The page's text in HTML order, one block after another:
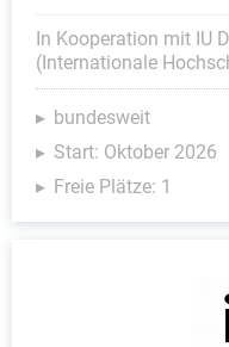
In Kooperation mit IU
(Internationale
bundesweit
Start: Oktober 2026
Freie Plätze: 1